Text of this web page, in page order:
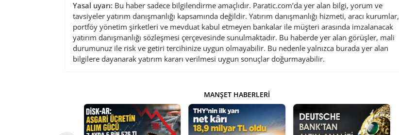
Yasal uyarı: Bu haber sadece bilgilendirme amaçlıdır. Paratic.com’da yer alan bilgi, yorum ve
tavsiyeler yatırım danışmanlığı kapsamında değildir. Yatırım danışmanlığı hizmeti, aracı kurumlar,
portföy yönetim şirketleri ve mevduat kabul etmeyen bankalar ile müşteri arasında imzalanacak
yatırım danışmanlığı sözleşmesi çerçevesinde sunulmaktadır. Bu haberde yer alan görüşler, mali
durumunuz ile risk ve getiri tercihinize uygun olmayabilir. Bu nedenle yalnızca burada yer alan
bilgilere dayanarak yatırım kararı verilmesi uygun sonuçlar doğurmayabilir.
MANŞET HABERLERI